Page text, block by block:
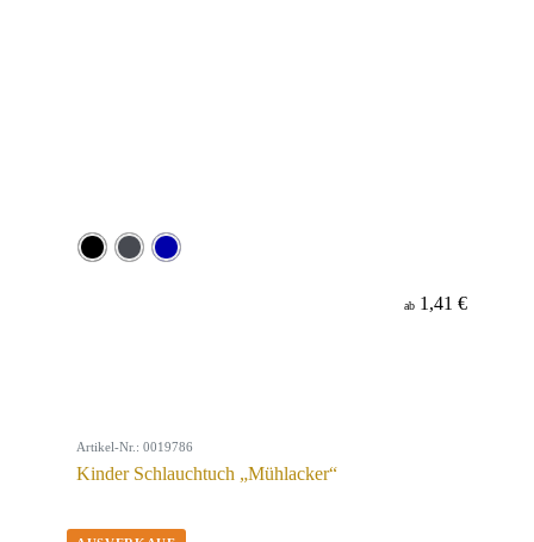
ab 1,41 €
Artikel-Nr.: 0019786
Kinder Schlauchtuch „Mühlacker“